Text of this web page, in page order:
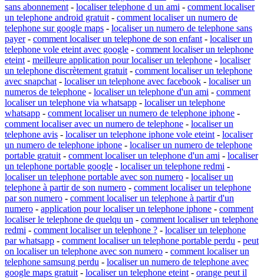
sans abonnement - localiser telephone d un ami - comment localiser
un telephone android gratuit - comment localiser un numero de
telephone sur google maps - localiser un numero de telephone sans
payer- comment localiser un telephone de son enfant - localiser un
telephone vole eteint avec google - comment localiser un telephone
eteint - meilleure application pour localiser un telephone - localiser
un telephone discrètement gratuit - comment localiser un telephone
avec snapchat - localiser un telephone avec facebook - localiser un
numeros de telephone - localiser un telephone d'un ami - comment
localiser un telephone via whatsapp - localiser un telephone
whatsapp - comment localiser un numero de telephone iphone -
comment localiser avec un numero de telephone - localiser un
telephone avis - localiser un telephone iphone vole eteint - localiser
un numero de telephone iphone - localiser un numero de telephone
portable gratuit - comment localiser un telephone d'un ami - localiser
un telephone portable google - localiser un telephone redmi -
localiser un telephone portable avec son numero - localiser un
telephone à partir de son numero - comment localiser un telephone
par son numero - comment localiser un telephone à partir d'un
numero - application pour localiser un telephone iphone - comment
localiser le telephone de quelqu un - comment localiser un telephone
redmi - comment localiser un telephone ? - localiser un telephone
par whatsapp - comment localiser un telephone portable perdu - peut
on localiser un telephone avec son numero - comment localiser un
telephone samsung perdu - localiser un numero de telephone avec
google maps gratuit - localiser un telephone eteint - orange peut il